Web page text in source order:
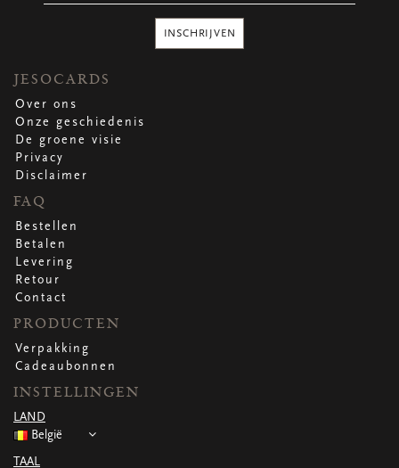
bekijk alle
bekijk alle
bekijk alle
bekijk alle
VERPAKKING
Verpakking op rol
bekijk alle
Hoezen
bekijk alle
Flowerbag
bekijk alle
Draagtassen
bekijk alle
Omslagen
bekijk alle
bekijk alle
Vierkante wenskaartjes
INSCHRIJVEN
JESOCARDS
Over ons
Onze geschiedenis
De groene visie
Privacy
Disclaimer
FAQ
Bestellen
Betalen
Levering
Retour
Contact
PRODUCTEN
Verpakking
Cadeaubonnen
INSTELLINGEN
LAND
België
TAAL